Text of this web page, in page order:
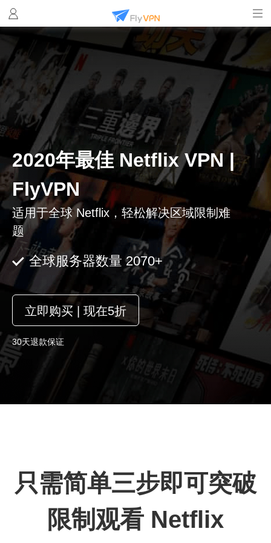
2020年最佳 Netflix VPN |
FlyVPN
适用于全球 Netflix，轻松解决区域限制难
题
全球服务器数量 2070+
立即购买 | 现在5折
30天退款保证
只需简单三步即可突破
限制观看 Netflix